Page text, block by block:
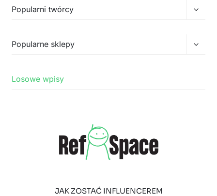
Popularni twórcy
Popularne sklepy
Losowe wpisy
JAK ZOSTAĆ INFLUENCEREM